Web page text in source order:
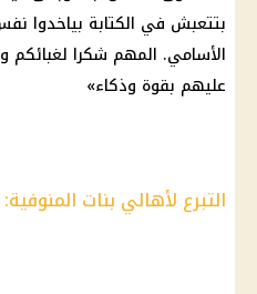
بتتعبش في الكتابة بياخدوا
الأسامي. المهم شكرا لغبائكم
عليهم بقوة وذكاء»
التبرع لأهالي بنات المنوفية: